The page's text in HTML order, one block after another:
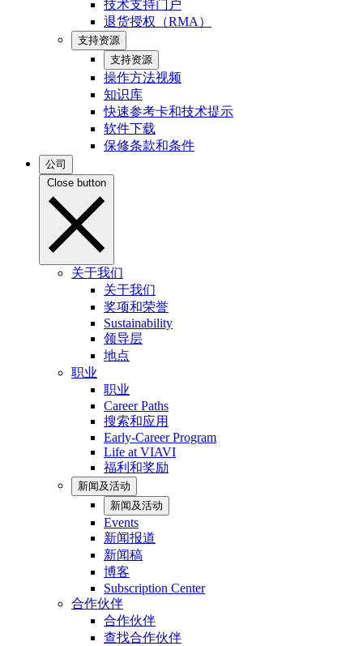
技术支持门户
退货授权（RMA）
支持资源
支持资源
操作方法视频
知识库
快速参考卡和技术提示
软件下载
保修条款和条件
公司
Close button
关于我们
关于我们
奖项和荣誉
Sustainability
领导层
地点
职业
职业
Career Paths
搜索和应用
Early-Career Program
Life at VIAVI
福利和奖励
新闻及活动
新闻及活动
Events
新闻报道
新闻稿
博客
Subscription Center
合作伙伴
合作伙伴
查找合作伙伴